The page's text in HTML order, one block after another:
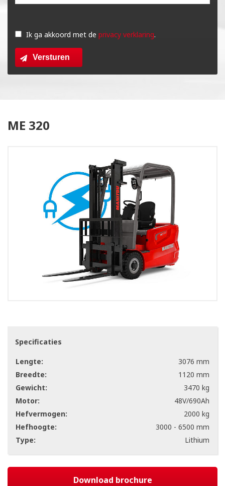
dit
veld
leeg
Ik ga akkoord met de privacy verklaring.
Versturen
ME 320
Specificaties
Lengte:
3076 mm
Breedte:
1120 mm
Gewicht:
3470 kg
Motor:
48V/690Ah
Hefvermogen:
2000 kg
Hefhoogte:
3000 - 6500 mm
Type:
Lithium
Download brochure